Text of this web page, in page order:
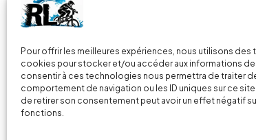
Pour offrir les meilleures expériences, nous utilisons
cookies pour stocker et/ou accéder aux informations
consentir à ces technologies nous permettra de traiter
comportement de navigation ou les ID uniques sur ce
de retirer son consentement peut avoir un effet négatif
fonctions.
Vous avez
+33
2 Parc de la Presle, 70160 Faverney
France